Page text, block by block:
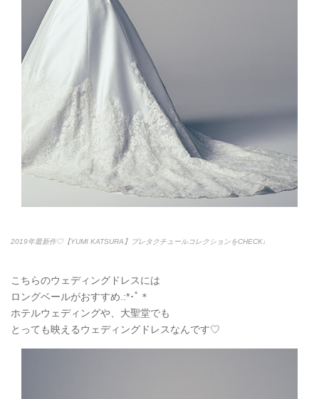
2019年最新作♡【YUMI KATSURA】プレタクチュールコレクションをCHECK♩
こちらのウェディングドレスには
ロングベールがおすすめ.:*･ﾟ＊
ホテルウェディングや、大聖堂でも
とっても映えるウェディングドレスなんです♡